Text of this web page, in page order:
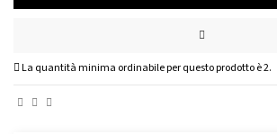
La quantità minima ordinabile per questo prodotto è 2.